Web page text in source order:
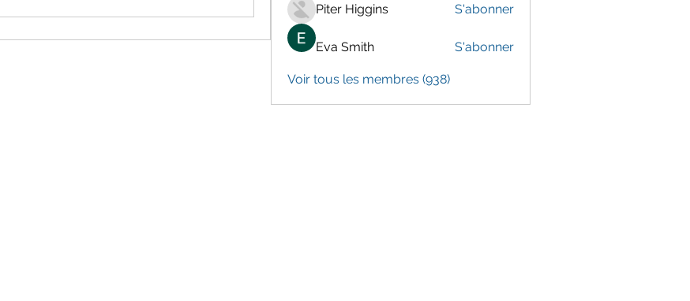
Piter Higgins S'abonner
Eva Smith S'abonner
Voir tous les membres (938)